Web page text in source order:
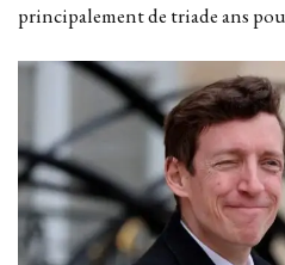
principalement de triade ans